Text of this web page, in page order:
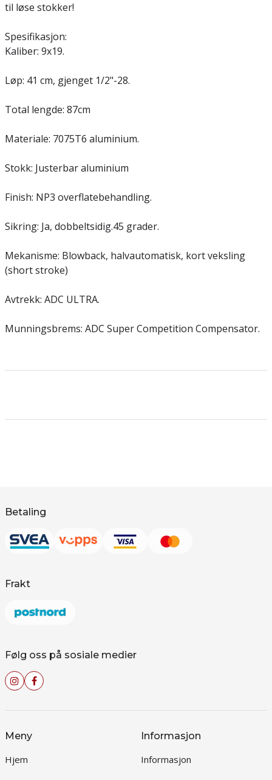
til løse stokker!
Spesifikasjon:
Kaliber: 9x19.
Løp: 41 cm, gjenget 1/2"-28.
Total lengde: 87cm
Materiale: 7075T6 aluminium.
Stokk: Justerbar aluminium
Finish: NP3 overflatebehandling.
Sikring: Ja, dobbeltsidig.45 grader.
Mekanisme: Blowback, halvautomatisk, kort veksling
(short stroke)
Avtrekk: ADC ULTRA.
Munningsbrems: ADC Super Competition Compensator.
Betaling
Frakt
Følg oss på sosiale medier
Meny
Hjem
Informasjon
Informasjon